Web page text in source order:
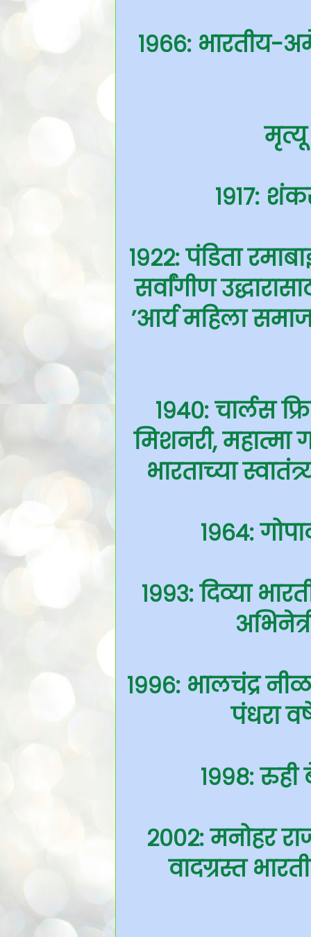
१९६६: भारतीय-
मृत्यू
१९१७:
१९२२: पंडिता
सर्वांगीण
’आर्य महिला
१९४०: चार्लस
मिशनरी,
भारताच्या
१९६४:
१९९३: दिव्या
१९९६: भालचंद्र
पंधरा
१९९८: रुही
२००२: मनोहर
वादग्रस्त